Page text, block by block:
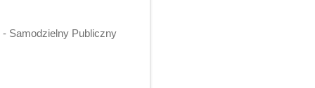
Samodzielny Publiczny